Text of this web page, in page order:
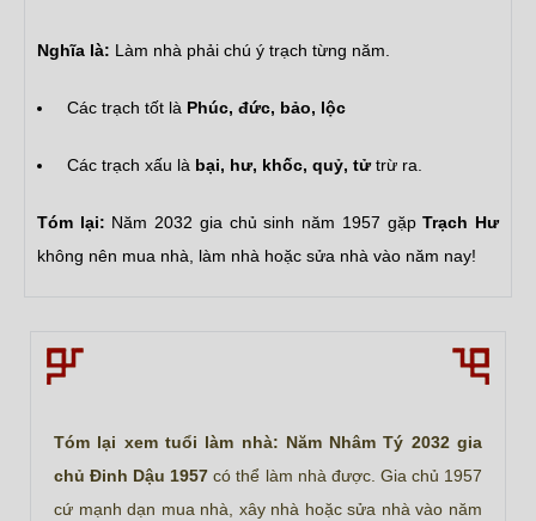
Nghĩa là: Làm nhà phải chú ý trạch từng năm.
Các trạch tốt là Phúc, đức, bảo, lộc
Các trạch xấu là bại, hư, khốc, quỷ, tửtrừ ra.
Tóm lại: Năm 2032 gia chủ sinh năm 1957 gặpTrạch Hư
không nên mua nhà, làm nhà hoặc sửa nhà vào năm nay!
Tóm lại xem tuổi làm nhà: Năm Nhâm Tý 2032 gia
chủ Đinh Dậu 1957 có thể làm nhà được. Gia chủ 1957
cứ mạnh dạn mua nhà, xây nhà hoặc sửa nhà vào năm